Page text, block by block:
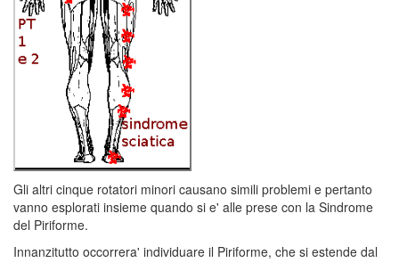
Gli altri cinque rotatori minori causano simili problemi e pertanto
vanno esplorati insieme quando si e' alle prese con la Sindrome
del Piriforme.
Innanzitutto occorrera' individuare il Piriforme, che si estende dal